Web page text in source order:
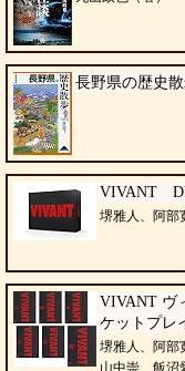
長野県の歴史
VIVANT
堺雅人、阿部
VIVANT ヴ
ケットプレ
堺雅人、阿部
山中崇、飯沼